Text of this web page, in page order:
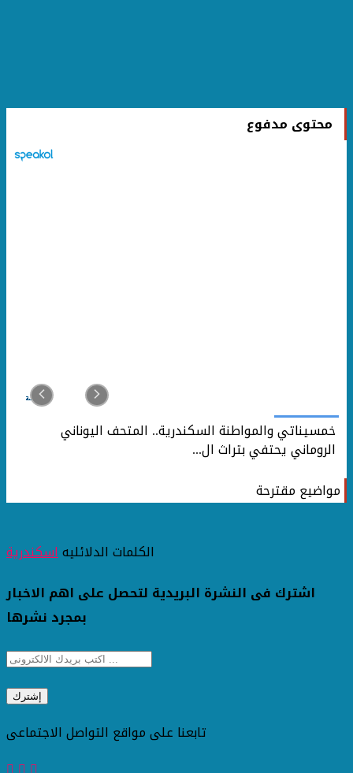
محتوى مدفوع
خمسيناتي والمواطنة السكندرية.. المتحف اليوناني
الروماني يحتفي بتراث ال...
مواضيع مقترحة
الكلمات الدلائليهاسكندرية
اشترك فى النشرة البريدية لتحصل على اهم الاخبار
بمجرد نشرها
تابعنا على مواقع التواصل الاجتماعى